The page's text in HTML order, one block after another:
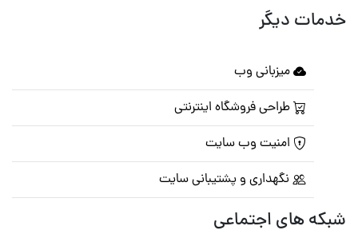
خدمات دیگر
میزبانی وب
طراحی فروشگاه اینترنتی
امنیت وب سایت
نگهداری و پشتیبانی سایت
شبکه های اجتماعی